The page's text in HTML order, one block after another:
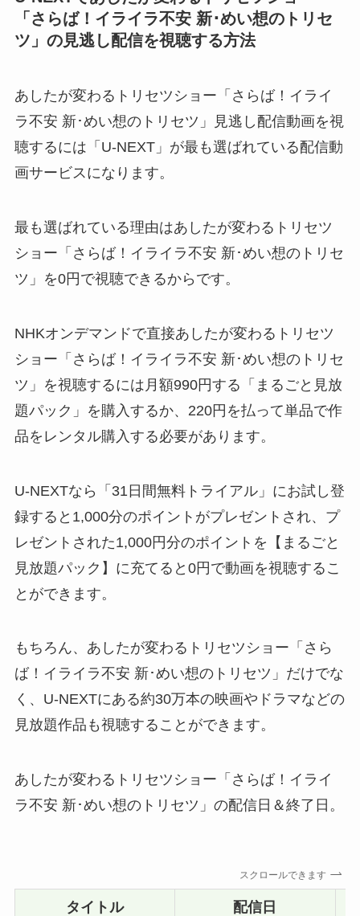
「さらば！イライラ不安 新･めい想のトリセ
ツ」の見逃し配信を視聴する方法
あしたが変わるトリセツショー「さらば！イライ
ラ不安 新･めい想のトリセツ」見逃し配信動画を視
聴するには「U-NEXT」が最も選ばれている配信動
画サービスになります。
最も選ばれている理由はあしたが変わるトリセツ
ショー「さらば！イライラ不安 新･めい想のトリセ
ツ」を0円で視聴できるからです。
NHKオンデマンドで直接あしたが変わるトリセツ
ショー「さらば！イライラ不安 新･めい想のトリセ
ツ」を視聴するには月額990円する「まるごと見放
題パック」を購入するか、220円を払って単品で作
品をレンタル購入する必要があります。
U-NEXTなら「31日間無料トライアル」にお試し登
録すると1,000分のポイントがプレゼントされ、プ
レゼントされた1,000円分のポイントを【まるごと
見放題パック】に充てると0円で動画を視聴するこ
とができます。
もちろん、あしたが変わるトリセツショー「さら
ば！イライラ不安 新･めい想のトリセツ」だけでな
く、U-NEXTにある約30万本の映画やドラマなどの
見放題作品も視聴することができます。
あしたが変わるトリセツショー「さらば！イライ
ラ不安 新･めい想のトリセツ」の配信日＆終了日。
スクロールできます
タイトル 配信日